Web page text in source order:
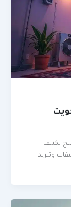
تكييف
وتبريد